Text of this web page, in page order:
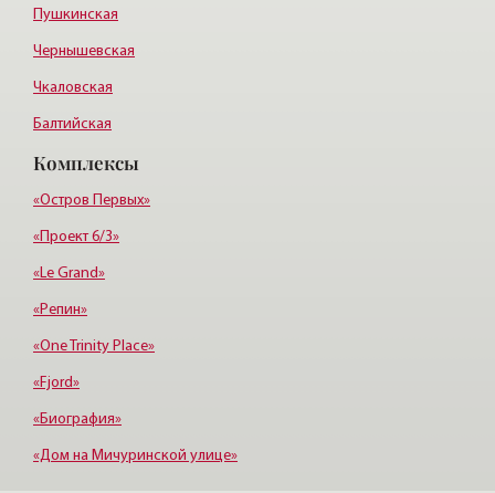
Пушкинская
Чернышевская
Чкаловская
Балтийская
Старая деревня
Удельная
Комплексы
«Остров Первых»
«Проект 6/3»
«Le Grand»
«Репин»
«One Trinity Place»
«Fjord»
«Биография»
«Дом на Мичуринской улице»